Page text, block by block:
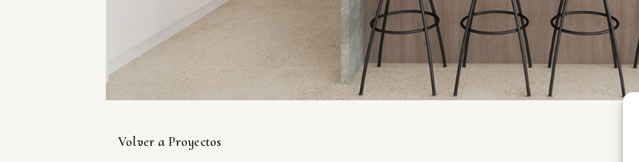
Volver a Proyectos